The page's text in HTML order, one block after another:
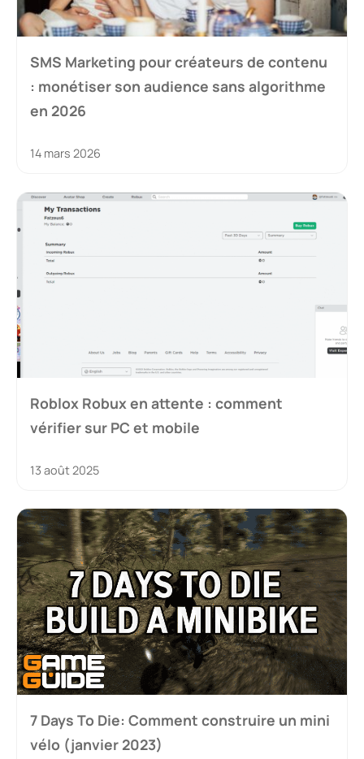
SMS Marketing pour créateurs de contenu
: monétiser son audience sans algorithme
en 2026
14 mars 2026
Roblox Robux en attente : comment
vérifier sur PC et mobile
13 août 2025
7 Days To Die: Comment construire un mini
vélo (janvier 2023)